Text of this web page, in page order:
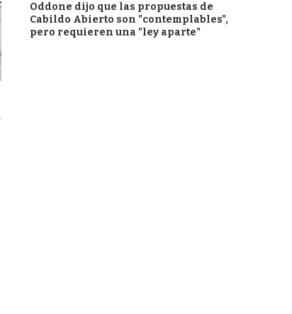
Oddone dijo que las propuestas de
Cabildo Abierto son "contemplables",
pero requieren una "ley aparte"